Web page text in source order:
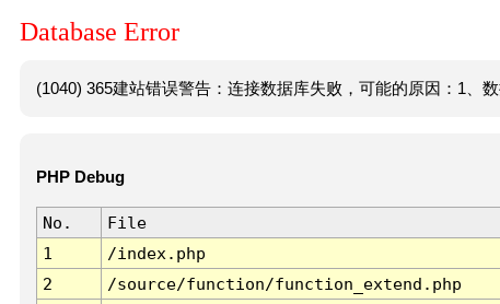
Database Error
(1040) 365建站错误警告：连接数据库失败，可能的原因：1、
PHP Debug
No. File
1
/index.php
2
/source/function/function_extend.php